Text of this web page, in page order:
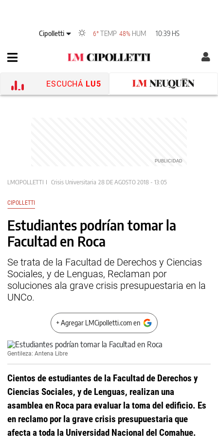
Cipolletti 6° TEMP 48% HUM 10:39 HS
ESCUCHÁ LU5
LMCIPOLLETTI Crisis Universitaria 28 DE AGOSTO 2018 - 13:05
CIPOLLETTI
Estudiantes podrían tomar la
Facultad en Roca
Se trata de la Facultad de Derechos y Ciencias
Sociales, y de Lenguas, Reclaman por
soluciones ala grave crisis presupuestaria en la
UNCo.
+ Agregar LMCipolletti.com en
Gentileza: Antena Libre
Cientos de estudiantes de la Facultad de Derechos y
Ciencias Sociales, y de Lenguas, realizan una
asamblea en Roca para evaluar la toma del edificio. Es
en reclamo por la grave crisis presupuestaria que
afecta a toda la Universidad Nacional del Comahue.